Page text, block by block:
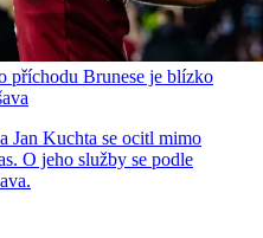
příchodu Brunese je blízko
Jan Kuchta se ocitl mimo
O jeho služby se podle